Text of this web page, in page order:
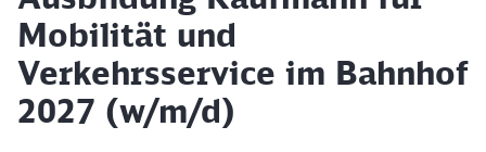
Mobilität und
Verkehrsservice im Bahnhof
2027 (w/m/d)